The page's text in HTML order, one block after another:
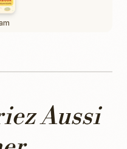
Aussi